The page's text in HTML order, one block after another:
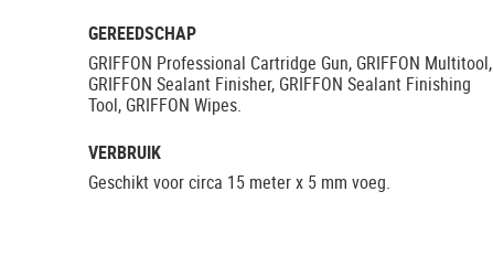
GEREEDSCHAP
GRIFFON Professional Cartridge Gun, GRIFFON Multitool,
GRIFFON Sealant Finisher, GRIFFON Sealant Finishing
Tool, GRIFFON Wipes.
VERBRUIK
Geschikt voor circa 15 meter x 5 mm voeg.